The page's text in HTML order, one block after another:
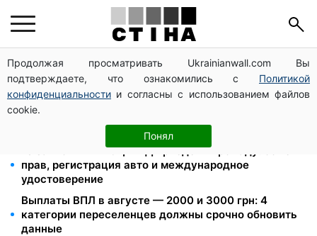
Продолжая просматривать Ukrainianwall.com Вы
подтверждаете, что ознакомились с Политикой
конфиденциальности и согласны с использованием файлов
cookie.
Понял
Пенсия по инвалидности III группы с сентября: от
2595 до 10 625 грн — кто сколько получит
Федоров уволен и без бронирования: Камельчук
предлагает экс-министру мобилизацию на общих
10 заявок — и МСЦ МВД приедет в громаду: обмен
прав, регистрация авто и международное
удостоверение
Выплаты ВПЛ в августе — 2000 и 3000 грн: 4
категории переселенцев должны срочно обновить
данные